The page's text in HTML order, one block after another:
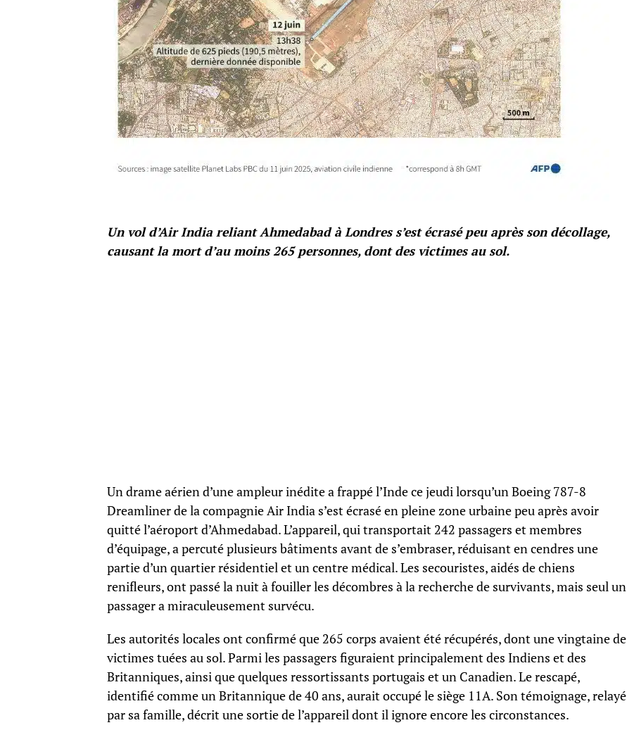
Un vol d’Air India reliant Ahmedabad à Londres s’est écrasé peu après son décollage,
causant la mort d’au moins 265 personnes, dont des victimes au sol.
Un drame aérien d’une ampleur inédite a frappé l’Inde ce jeudi lorsqu’un Boeing 787-8
Dreamliner de la compagnie Air India s’est écrasé en pleine zone urbaine peu après avoir
quitté l’aéroport d’Ahmedabad. L’appareil, qui transportait 242 passagers et membres
d’équipage, a percuté plusieurs bâtiments avant de s’embraser, réduisant en cendres une
partie d’un quartier résidentiel et un centre médical. Les secouristes, aidés de chiens
renifleurs, ont passé la nuit à fouiller les décombres à la recherche de survivants, mais seul un
passager a miraculeusement survécu.
Les autorités locales ont confirmé que 265 corps avaient été récupérés, dont une vingtaine de
victimes tuées au sol. Parmi les passagers figuraient principalement des Indiens et des
Britanniques, ainsi que quelques ressortissants portugais et un Canadien. Le rescapé,
identifié comme un Britannique de 40 ans, aurait occupé le siège 11A. Son témoignage, relayé
par sa famille, décrit une sortie de l’appareil dont il ignore encore les circonstances.